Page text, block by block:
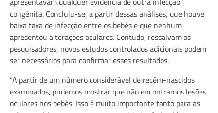
congênita. Concluiu-se, a partir dessas análises, que houve
baixa taxa de infecção entre os bebês e que nenhum
apresentou alterações oculares. Contudo, ressalvam os
pesquisadores, novos estudos controlados adicionais podem
ser necessários para confirmar esses resultados.
“A partir de um número considerável de recém-nascidos
examinados, pudemos mostrar que não encontramos lesões
oculares nos bebês. Isso é muito importante tanto para as